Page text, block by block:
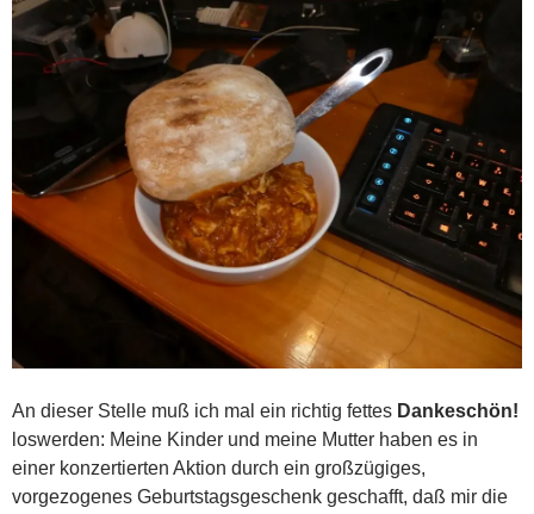
An dieser Stelle muß ich mal ein richtig fettes Dankeschön!
loswerden: Meine Kinder und meine Mutter haben es in
einer konzertierten Aktion durch ein großzügiges,
vorgezogenes Geburtstagsgeschenk geschafft, daß mir die